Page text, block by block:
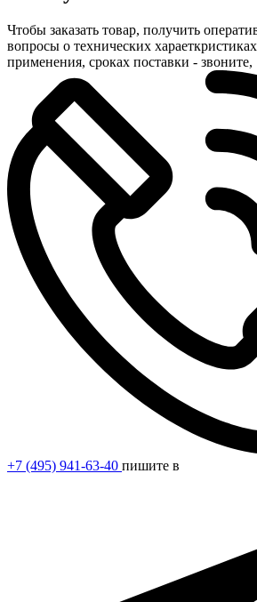
Чтобы заказать товар, получить
вопросы о технических
применения, сроках поставки - звоните,
+7 (495) 941-63-40 пишите в